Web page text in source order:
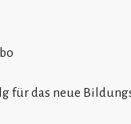
für das neue